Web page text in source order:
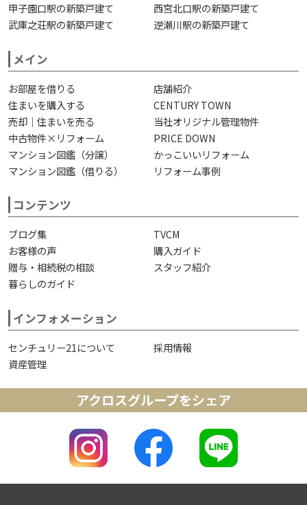
甲子園口駅の新築戸建て
西宮北口駅の新築戸建て
武庫之荘駅の新築戸建て
逆瀬川駅の新築戸建て
メイン
お部屋を借りる
店舗紹介
住まいを購入する
CENTURY TOWN
売却｜住まいを売る
当社オリジナル管理物件
中古物件×リフォーム
PRICE DOWN
マンション図鑑（分譲）
かっこいいリフォーム
マンション図鑑（借りる）
リフォーム事例
コンテンツ
ブログ集
TVCM
お客様の声
購入ガイド
贈与・相続税の相談
スタッフ紹介
暮らしのガイド
インフォメーション
センチュリー21について
採用情報
資産管理
アクロスグループをシェア